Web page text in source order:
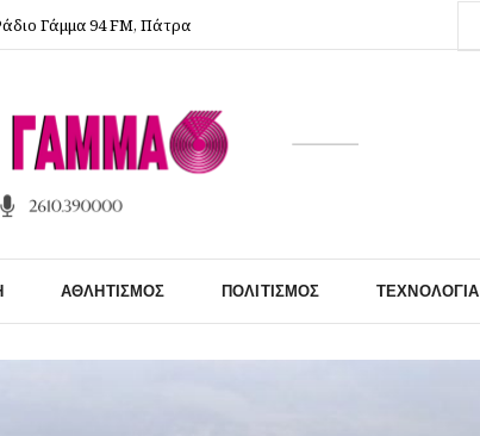
Γάμμα 94 FM, Πάτρα
ΑΘΛΗΤΙΣΜΌΣ ΠΟΛΙΤΙΣΜΌΣ ΤΕΧΝΟΛΟΓΊΑ